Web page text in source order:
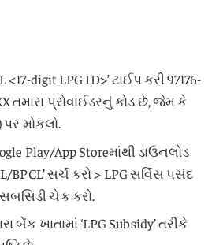
<17-digit LPG ID>’ ટાઈપ કરી 97176-
તમારા પ્રોવાઈડરનું કોડ છે, જેમ કે
પર મોકલો.
Play/App Storeમાંથી ડાઉનલોડ
BPCL’ સર્ચ કરો > LPG સર્વિસ પસંદ
સબસિડી ચેક કરો.
બેંક ખાતામાં ‘LPG Subsidy’ તરીકે